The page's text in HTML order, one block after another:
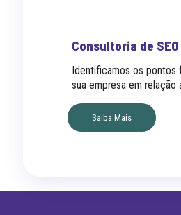
Consultoria de SEO
Identificamos os
sua empresa em relação
Saiba Mais